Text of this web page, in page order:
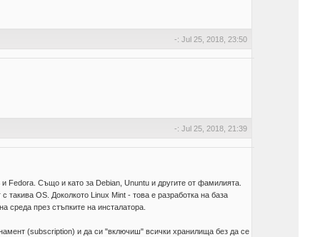
-: Jul 25, 2018, 23:50
-: Jul 25, 2018, 21:39
Fedora. Също и като за Debian, Ununtu и другите от фамилията.
OS. Доколкото Linux Mint - това е разработка на база
среда през стъпките на инсталатора.
(subscription) и да си "включиш" всички хранилища без да се